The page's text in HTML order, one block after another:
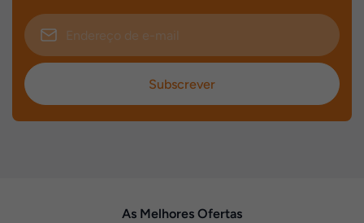
Subscrever
As Melhores Ofertas